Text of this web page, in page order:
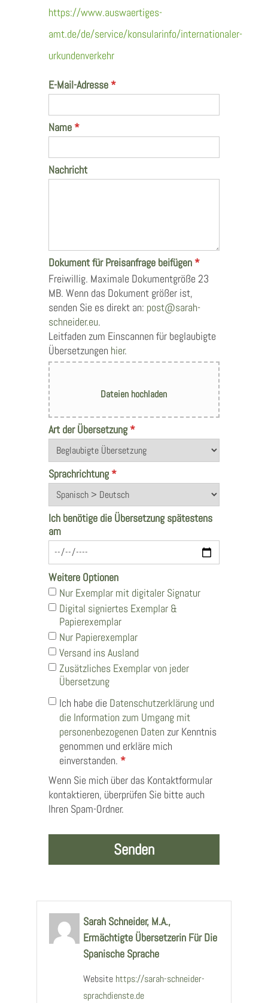
https://www.auswaertiges-
amt.de/de/service/konsularinfo/internationaler-
urkundenverkehr
E-Mail-Adresse *
Name *
Nachricht
Dokument für Preisanfrage beifügen *
Freiwillig. Maximale Dokumentgröße 23
MB. Wenn das Dokument größer ist,
senden Sie es direkt an: post@sarah-
schneider.eu.
Leitfaden zum Einscannen für beglaubigte
Übersetzungen hier.
Art der Übersetzung *
Sprachrichtung *
Ich benötige die Übersetzung spätestens
am
Weitere Optionen
Nur Exemplar mit digitaler Signatur
Digital signiertes Exemplar &
Papierexemplar
Nur Papierexemplar
Versand ins Ausland
Zusätzliches Exemplar von jeder
Übersetzung
Ich habe die Datenschutzerklärung und
die Information zum Umgang mit
personenbezogenen Daten zur Kenntnis
genommen und erkläre mich
einverstanden. *
Wenn Sie mich über das Kontaktformular
kontaktieren, überprüfen Sie bitte auch
Ihren Spam-Ordner.
Sarah Schneider, M.A.,
Ermächtigte Übersetzerin Für Die
Spanische Sprache
Website https://sarah-schneider-
sprachdienste.de